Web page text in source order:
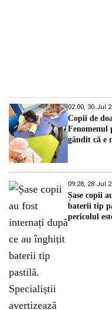
02:00, 30 Jul
Copii de
Fenomenul
gândit că e
09:28, 28 Jul
Șase copii
baterii tip
pericolul